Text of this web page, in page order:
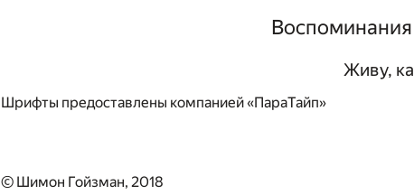
Живу,
Шрифты предоставлены компанией «ПараТайп»
© Шимон Гойзман, 2018